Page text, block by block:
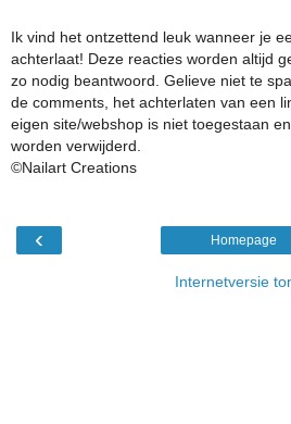
Ik vind het ontzettend leuk wanneer je
achterlaat! Deze reacties worden altijd
zo nodig beantwoord. Gelieve niet te
de comments, het achterlaten van een
eigen site/webshop is niet toegestaan
worden verwijderd.
©Nailart Creations
‹ Homepage
Internetversie